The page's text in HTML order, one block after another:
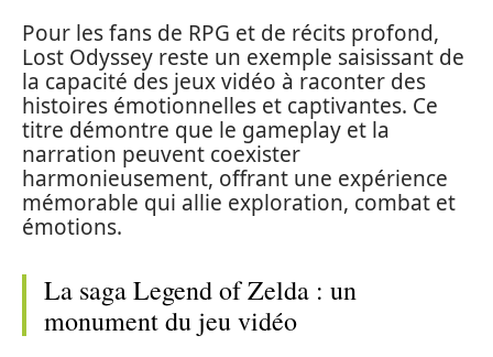
Pour les fans de RPG et de récits profond,
Lost Odyssey reste un exemple saisissant de
la capacité des jeux vidéo à raconter des
histoires émotionnelles et captivantes. Ce
titre démontre que le gameplay et la
narration peuvent coexister
harmonieusement, offrant une expérience
mémorable qui allie exploration, combat et
émotions.
La saga Legend of Zelda : un
monument du jeu vidéo